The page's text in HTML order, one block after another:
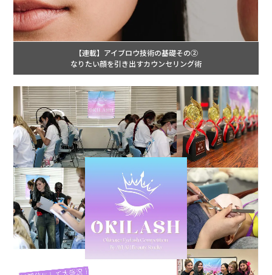
【連載】アイブロウ技術の基礎その②
なりたい顔を引き出すカウンセリング術